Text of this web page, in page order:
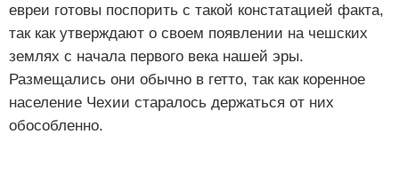
евреи готовы поспорить с такой констатацией факта,
так как утверждают о своем появлении на чешских
землях с начала первого века нашей эры.
Размещались они обычно в гетто, так как коренное
население Чехии старалось держаться от них
обособленно.